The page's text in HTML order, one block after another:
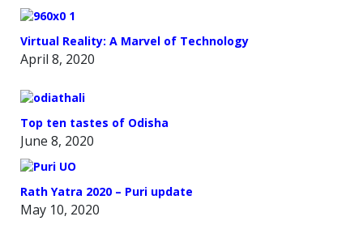
Virtual Reality: A Marvel of Technology
April 8, 2020
Top ten tastes of Odisha
June 8, 2020
Rath Yatra 2020 – Puri update
May 10, 2020